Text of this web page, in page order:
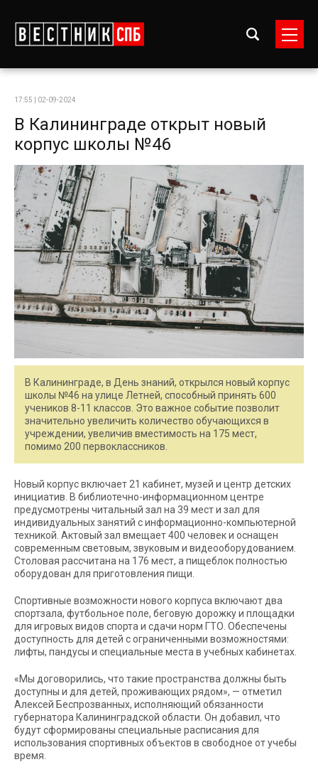
17:55 | 02-09-2024
В Калининграде открыт новый
корпус школы №46
В Калининграде, в День знаний, открылся новый корпус
школы №46 на улице Летней, способный принять 600
учеников 8-11 классов. Это важное событие позволит
значительно увеличить количество обучающихся в
учреждении, увеличив вместимость на 175 мест,
помимо 200 первоклассников.
Новый корпус включает 21 кабинет, музей и центр детских
инициатив. В библиотечно-информационном центре
предусмотрены читальный зал на 39 мест и зал для
индивидуальных занятий с информационно-компьютерной
техникой. Актовый зал вмещает 400 человек и оснащен
современным световым, звуковым и видеооборудованием.
Столовая рассчитана на 176 мест, а пищеблок полностью
оборудован для приготовления пищи.
Спортивные возможности нового корпуса включают два
спортзала, футбольное поле, беговую дорожку и площадки
для игровых видов спорта и сдачи норм ГТО. Обеспечены
доступность для детей с ограниченными возможностями:
лифты, пандусы и специальные места в учебных кабинетах.
«Мы договорились, что такие пространства должны быть
доступны и для детей, проживающих рядом», — отметил
Алексей Беспрозванных, исполняющий обязанности
губернатора Калининградской области. Он добавил, что
будут сформированы специальные расписания для
использования спортивных объектов в свободное от учебы
время.